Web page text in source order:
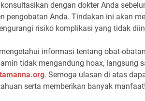
dengan dokter Anda
pengobatan Anda. Tindakan ini akan
risiko komplikasi yang tidak
informasi tentang obat-
tidak mengandung hoax, langsung
. Semoga ulasan di atas
serta memberikan banyak manfaat!